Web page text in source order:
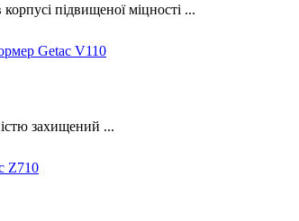
підвищеної міцності ...
захищений ...